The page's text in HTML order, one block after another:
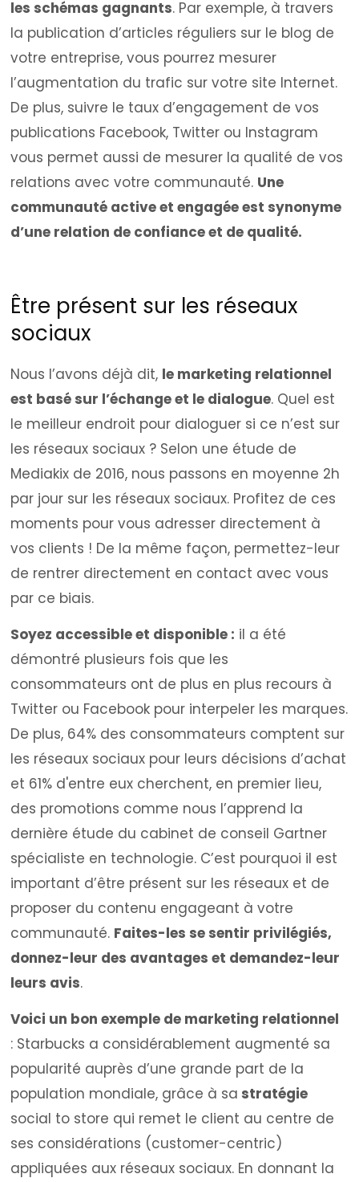
les schémas gagnants. Par exemple, à travers
la publication d’articles réguliers sur le blog de
votre entreprise, vous pourrez mesurer
l’augmentation du trafic sur votre site Internet.
De plus, suivre le taux d’engagement de vos
publications Facebook, Twitter ou Instagram
vous permet aussi de mesurer la qualité de vos
relations avec votre communauté. Une
communauté active et engagée est synonyme
d’une relation de confiance et de qualité.
Être présent sur les réseaux
sociaux
Nous l’avons déjà dit, le marketing relationnel
est basé sur l’échange et le dialogue. Quel est
le meilleur endroit pour dialoguer si ce n’est sur
les réseaux sociaux ? Selon une étude de
Mediakix de 2016, nous passons en moyenne 2h
par jour sur les réseaux sociaux. Profitez de ces
moments pour vous adresser directement à
vos clients ! De la même façon, permettez-leur
de rentrer directement en contact avec vous
par ce biais.
Soyez accessible et disponible : il a été
démontré plusieurs fois que les
consommateurs ont de plus en plus recours à
Twitter ou Facebook pour interpeler les marques.
De plus, 64% des consommateurs comptent sur
les réseaux sociaux pour leurs décisions d’achat
et 61% d'entre eux cherchent, en premier lieu,
des promotions comme nous l’apprend la
dernière étude du cabinet de conseil Gartner
spécialiste en technologie. C’est pourquoi il est
important d’être présent sur les réseaux et de
proposer du contenu engageant à votre
communauté. Faites-les se sentir privilégiés,
donnez-leur des avantages et demandez-leur
leurs avis.
Voici un bon exemple de marketing relationnel
: Starbucks a considérablement augmenté sa
popularité auprès d’une grande part de la
population mondiale, grâce à sa stratégie
social to store qui remet le client au centre de
ses considérations (customer-centric)
appliquées aux réseaux sociaux. En donnant la